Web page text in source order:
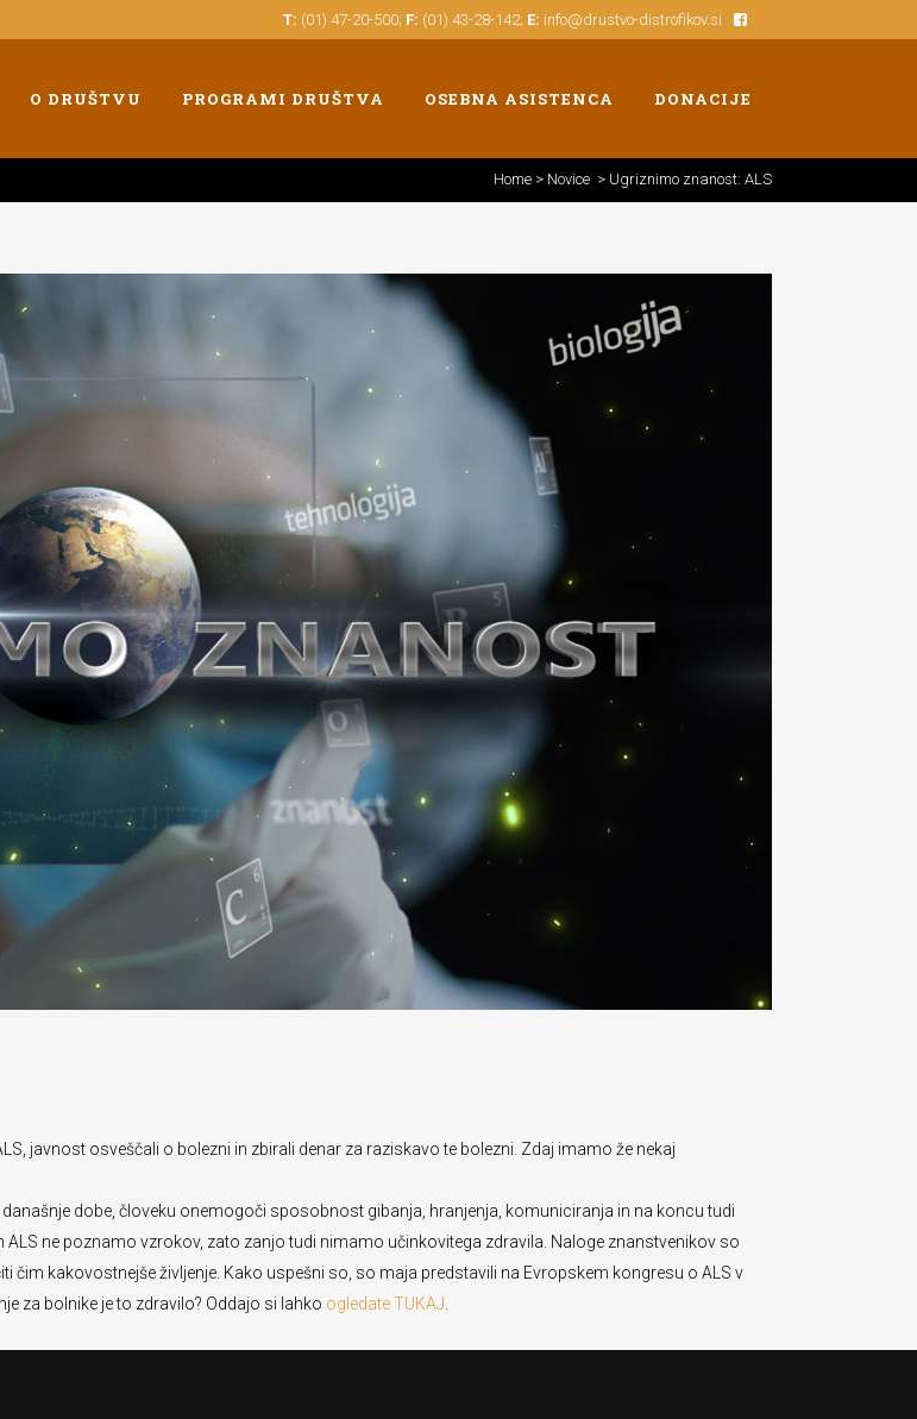
T: (01) 47-20-500; F: (01) 43-28-142; E: info@drustvo-distrofikov.si
O DRUŠTVU PROGRAMI DRUŠTVA OSEBNA ASISTENCA DONACIJE
Home > Novice > Ugriznimo znanost: ALS
javnost osveščali o bolezni in zbirali denar za raziskavo te bolezni. Zdaj imamo že nekaj
dobe, človeku onemogoči sposobnost gibanja, hranjenja, komuniciranja in na koncu tudi
ne poznamo vzrokov, zato zanjo tudi nimamo učinkovitega zdravila. Naloge znanstvenikov so
kakovostnejše življenje. Kako uspešni so, so maja predstavili na Evropskem kongresu o ALS v
za bolnike je to zdravilo? Oddajo si lahko ogledate TUKAJ